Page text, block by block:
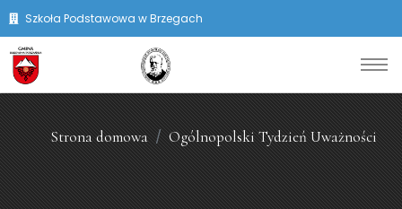
Szkoła Podstawowa w Brzegach
Strona domowa Ogólnopolski Tydzień Uważności